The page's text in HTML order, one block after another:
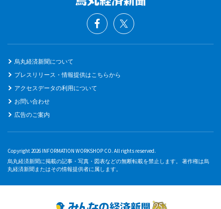
烏丸経済新聞について
プレスリリース・情報提供はこちらから
アクセスデータの利用について
お問い合わせ
広告のご案内
Copyright 2026 INFORMATION WORKSHOP CO. All rights reserved.
烏丸経済新聞に掲載の記事・写真・図表などの無断転載を禁止します。 著作権は烏
丸経済新聞またはその情報提供者に属します。